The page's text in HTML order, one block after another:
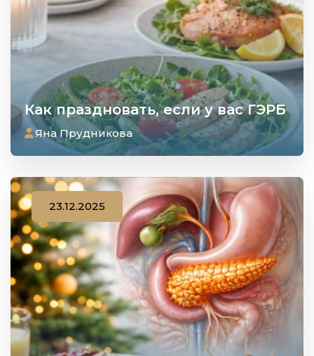
Как праздновать, если у вас ГЭРБ
Яна Прудникова
23.12.2025